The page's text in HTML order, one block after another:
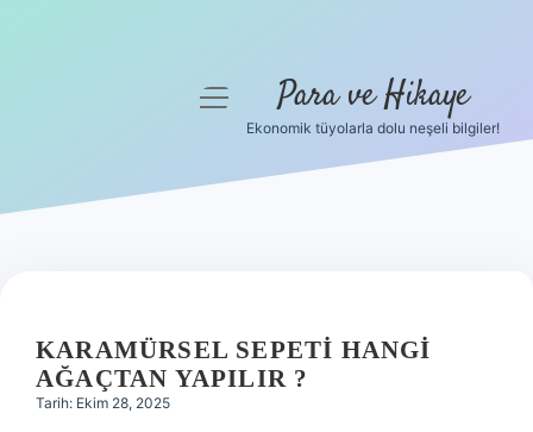
Hakkımızda
menüyü
Para ve Hikaye
Ekonomik tüyolarla dolu neşeli bilgiler!
KARAMÜRSEL SEPETI HANGI
AĞAÇTAN YAPILIR ?
Tarih: Ekim 28, 2025